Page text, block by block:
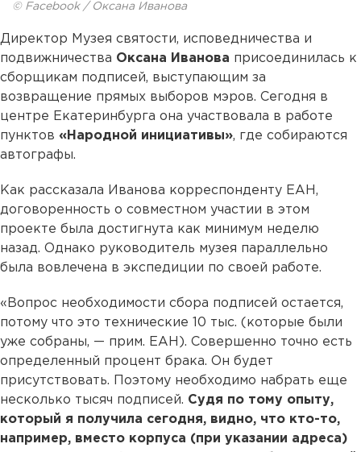
© Facebook / Оксана Иванова
Директор Музея святости, исповедничества и
подвижничества Оксана Иванова присоединилась к
сборщикам подписей, выступающим за
возвращение прямых выборов мэров. Сегодня в
центре Екатеринбурга она участвовала в работе
пунктов «Народной инициативы», где собираются
автографы.
Как рассказала Иванова корреспонденту ЕАН,
договоренность о совместном участии в этом
проекте была достигнута как минимум неделю
назад. Однако руководитель музея параллельно
была вовлечена в экспедиции по своей работе.
«Вопрос необходимости сбора подписей остается,
потому что это технические 10 тыс. (которые были
уже собраны, — прим. ЕАН). Совершенно точно есть
определенный процент брака. Он будет
присутствовать. Поэтому необходимо набрать еще
несколько тысяч подписей. Судя по тому опыту,
который я получила сегодня, видно, что кто-то,
например, вместо корпуса (при указании адреса)